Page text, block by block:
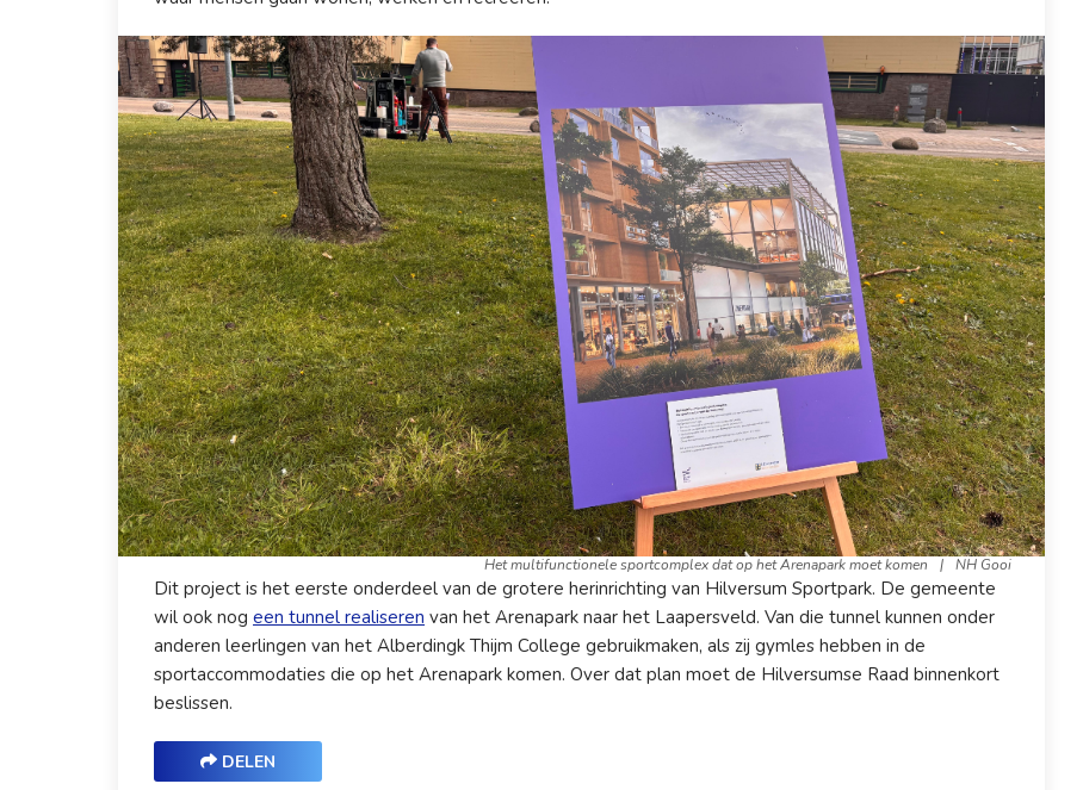
Het multifunctionele sportcomplex dat op het Arenapark moet komen | NH Gooi
Dit project is het eerste onderdeel van de grotere herinrichting van Hilversum Sportpark. De gemeente
wil ook nog een tunnel realiseren van het Arenapark naar het Laapersveld. Van die tunnel kunnen onder
anderen leerlingen van het Alberdingk Thijm College gebruikmaken, als zij gymles hebben in de
sportaccommodaties die op het Arenapark komen. Over dat plan moet de Hilversumse Raad binnenkort
beslissen.
DELEN